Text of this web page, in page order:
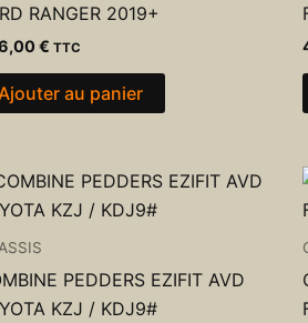
RANGER 2019+
€ TTC
au panier
PEDDERS EZIFIT AVD
KZJ / KDJ9#